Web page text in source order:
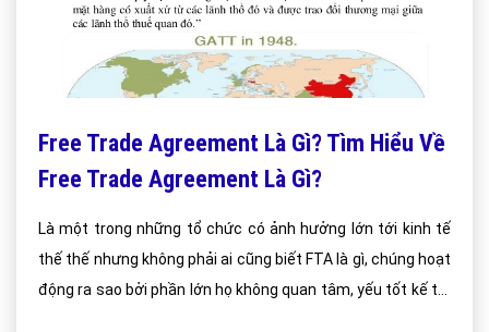
Free Trade Agreement Là Gì? Tìm Hiểu Về
Free Trade Agreement Là Gì?
Là một trong những tổ chức có ảnh hưởng lớn tới kinh tế
thế thế nhưng không phải ai cũng biết FTA là gì, chúng hoạt
động ra sao bởi phần lớn họ không quan tâm, yếu tốt kế tới